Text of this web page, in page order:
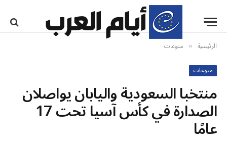
الرئيسية » منوعات
منوعات
منتخبا السعودية واليابان يواصلان
الصدارة في كأس آسيا تحت 17
عامًا